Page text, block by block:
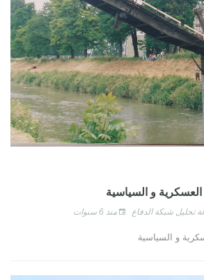
العسكرية و السياسية
تحليل شبكة الدفاع منذ 6 سنوات
و السياسية